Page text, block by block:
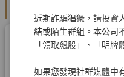
近期詐騙猖獗，請投資
結或陌生群組。本公司
「領取飆股」、「明牌
如果您發現社群媒體中